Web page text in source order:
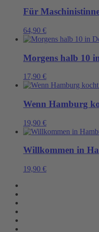
Für
64,90 €
Morgens halb 10
17,90 €
Wenn Hamburg
19,90 €
Willkommen in
19,90 €